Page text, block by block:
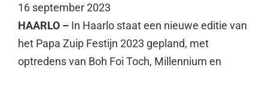
16 september 2023
HAARLO – In Haarlo staat een nieuwe editie van
het Papa Zuip Festijn 2023 gepland, met
optredens van Boh Foi Toch, Millennium en